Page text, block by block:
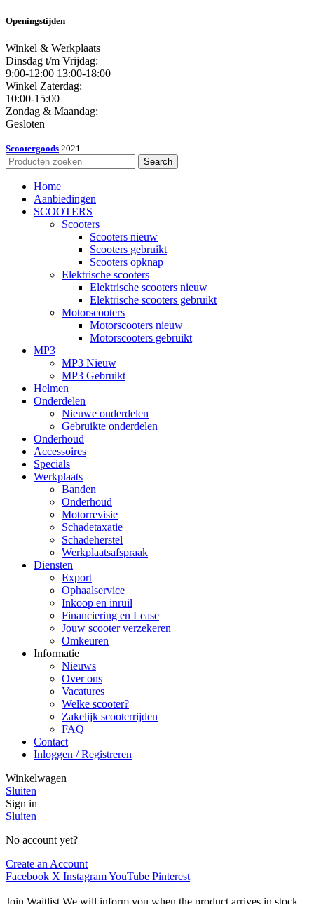
Openingstijden
Winkel & Werkplaats
Dinsdag t/m Vrijdag:
9:00-12:00 13:00-18:00
Winkel Zaterdag:
10:00-15:00
Zondag & Maandag:
Gesloten
Scootergoods 2021
Search
Home
Aanbiedingen
SCOOTERS
Scooters
Scooters nieuw
Scooters gebruikt
Scooters opknap
Elektrische scooters
Elektrische scooters nieuw
Elektrische scooters gebruikt
Motorscooters
Motorscooters nieuw
Motorscooters gebruikt
MP3
MP3 Nieuw
MP3 Gebruikt
Helmen
Onderdelen
Nieuwe onderdelen
Gebruikte onderdelen
Onderhoud
Accessoires
Specials
Werkplaats
Banden
Onderhoud
Motorrevisie
Schadetaxatie
Schadeherstel
Werkplaatsafspraak
Diensten
Export
Ophaalservice
Inkoop en inruil
Financiering en Lease
Jouw scooter verzekeren
Omkeuren
Informatie
Nieuws
Over ons
Vacatures
Welke scooter?
Zakelijk scooterrijden
FAQ
Contact
Inloggen / Registreren
Winkelwagen
Sluiten
Sign in
Sluiten
No account yet?
Create an Account
Facebook X InstagramYouTube Pinterest
Join Waitlist We will inform you when the product arrives in stock.